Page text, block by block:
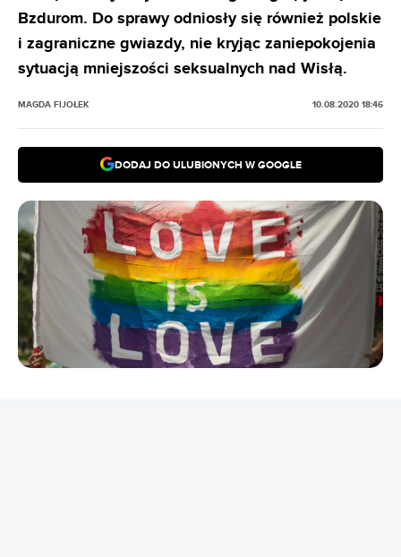
Bzdurom. Do sprawy odniosły się również polskie
i zagraniczne gwiazdy, nie kryjąc zaniepokojenia
sytuacją mniejszości seksualnych nad Wisłą.
MAGDA FIJOŁEK 10.08.2020 18:46
DODAJ DO ULUBIONYCH W GOOGLE